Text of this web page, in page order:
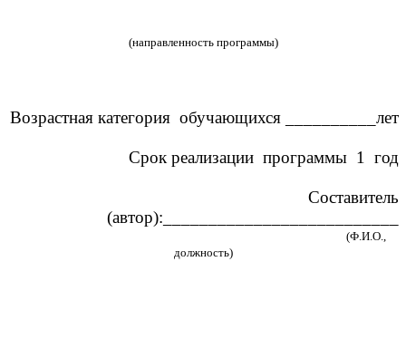
(направленность программы)
Возрастная категория обучающихся __________лет
Срок реализации программы 1 год
Составитель
(автор):__________________________
(Ф.И.О.,
должность)